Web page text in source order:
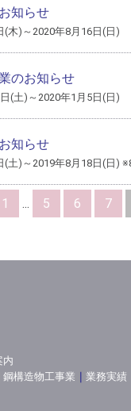
知らせ
(木)～2020年8月16日(日)
のお知らせ
(土)～2020年1月5日(日)
知らせ
(土)～2019年8月18日(日)
1 ... 5 6 7
内
鋼構造物工事業
業務実績